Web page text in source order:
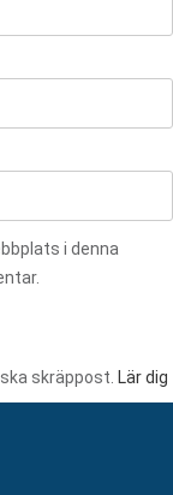
i denna
skräppost. Lär dig